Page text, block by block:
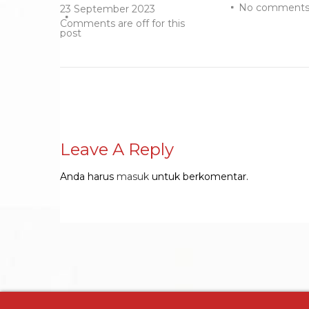
23 September 2023
Comments are off for this
post
No comments
Leave A Reply
Anda harus masuk untuk berkomentar.